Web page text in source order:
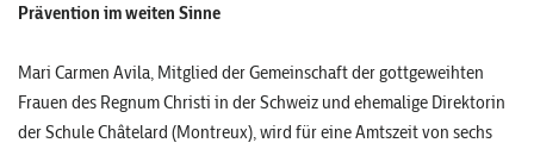
Prävention im weiten Sinne
Mari Carmen Avila, Mitglied der Gemeinschaft der gottgeweihten
Frauen des Regnum Christi in der Schweiz und ehemalige Direktorin
der Schule Châtelard (Montreux), wird für eine Amtszeit von sechs